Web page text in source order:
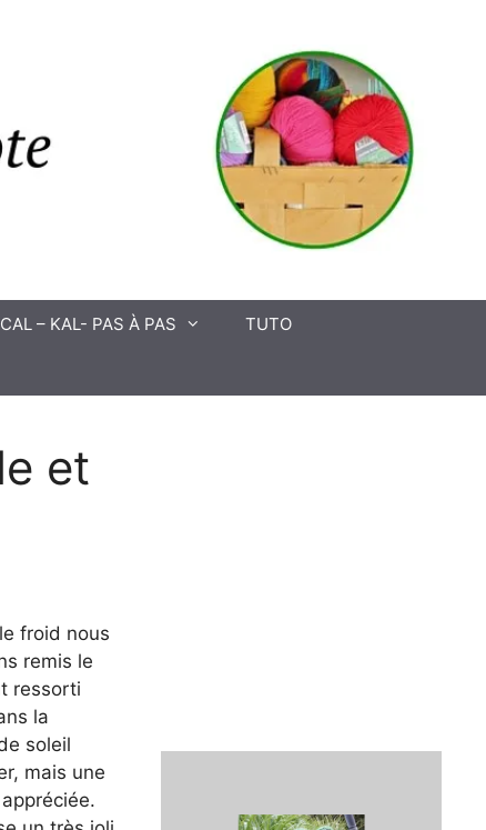
CAL – KAL- PAS À PAS TUTO
et
froid nous
remis le
ressorti
la
soleil
mais une